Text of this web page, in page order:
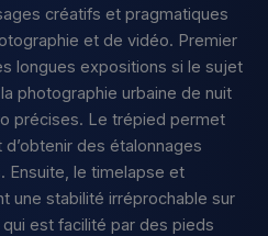
créatifs et pragmatiques
et de vidéo. Premier
longues expositions si le sujet
photographie urbaine de nuit
précises. Le trépied permet
des étalonnages
Ensuite, le timelapse et
une stabilité irréprochable sur
est facilité par des pieds